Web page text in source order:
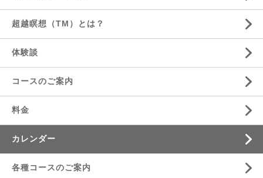
超越瞑想（TM）とは？
体験談
コースのご案内
料金
カレンダー
各種コースのご案内